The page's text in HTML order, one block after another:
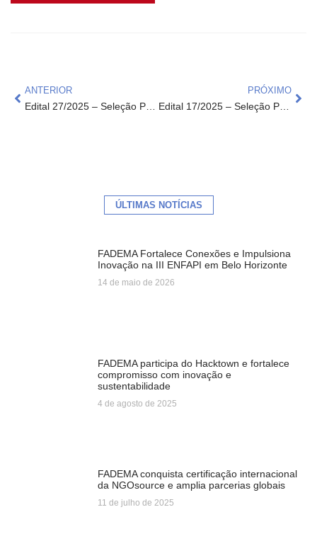
ANTERIOR PRÓXIMO
Edital 17/2025 – Seleção Pública de Fornecedores
ÚLTIMAS NOTÍCIAS
FADEMA Fortalece Conexões e Impulsiona
Inovação na III ENFAPI em Belo Horizonte
14 de maio de 2026
FADEMA participa do Hacktown e fortalece
compromisso com inovação e
sustentabilidade
4 de agosto de 2025
FADEMA conquista certificação internacional
da NGOsource e amplia parcerias globais
11 de julho de 2025